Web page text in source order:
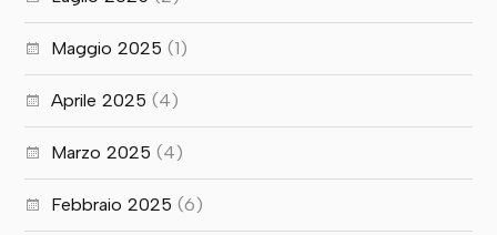
Maggio 2025 (1)
Aprile 2025 (4)
Marzo 2025 (4)
Febbraio 2025 (6)